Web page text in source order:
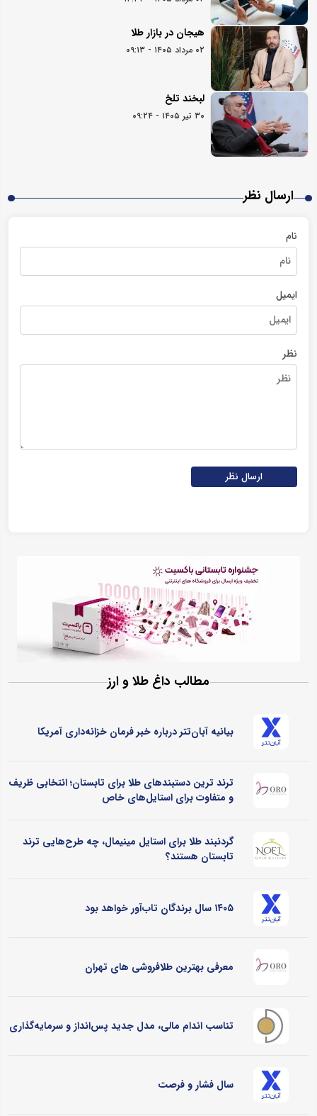
هیجان در بازار طلا
۰۲ مرداد ۱۴۰۵ - ۰۹:۱۳
لبخند تلخ
۳۰ تیر ۱۴۰۵ - ۰۹:۲۴
ارسال نظر
نام
ایمیل
نظر
ارسال نظر
مطالب داغ طلا و ارز
بیانیه آبان‌تتر درباره خبر فرمان خزانه‌داری آمریکا
ترند ترین دستبندهای طلا برای تابستان؛ انتخابی ظریف
و متفاوت برای استایل‌های خاص
گردنبند طلا برای استایل مینیمال، چه طرح‌هایی ترند
تابستان هستند؟
۱۴۰۵ سال برندگان تاب‌آور خواهد بود
معرفی بهترین طلافروشی های تهران
تناسب اندام مالی، مدل جدید پس‌انداز و سرمایه‌گذاری
سال فشار و فرصت